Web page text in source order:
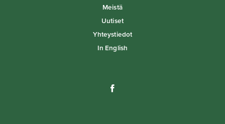
Meistä
Uutiset
Yhteystiedot
In English